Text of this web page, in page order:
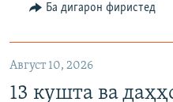
Ба дигарон фиристед
Август 10, 2026
13 кушта ва